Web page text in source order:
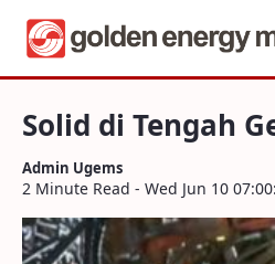
Navigation
Skip to Content
Solid di Tengah
Solid di Tengah
Admin Ugems
2 Minute Read - Wed Jun 10